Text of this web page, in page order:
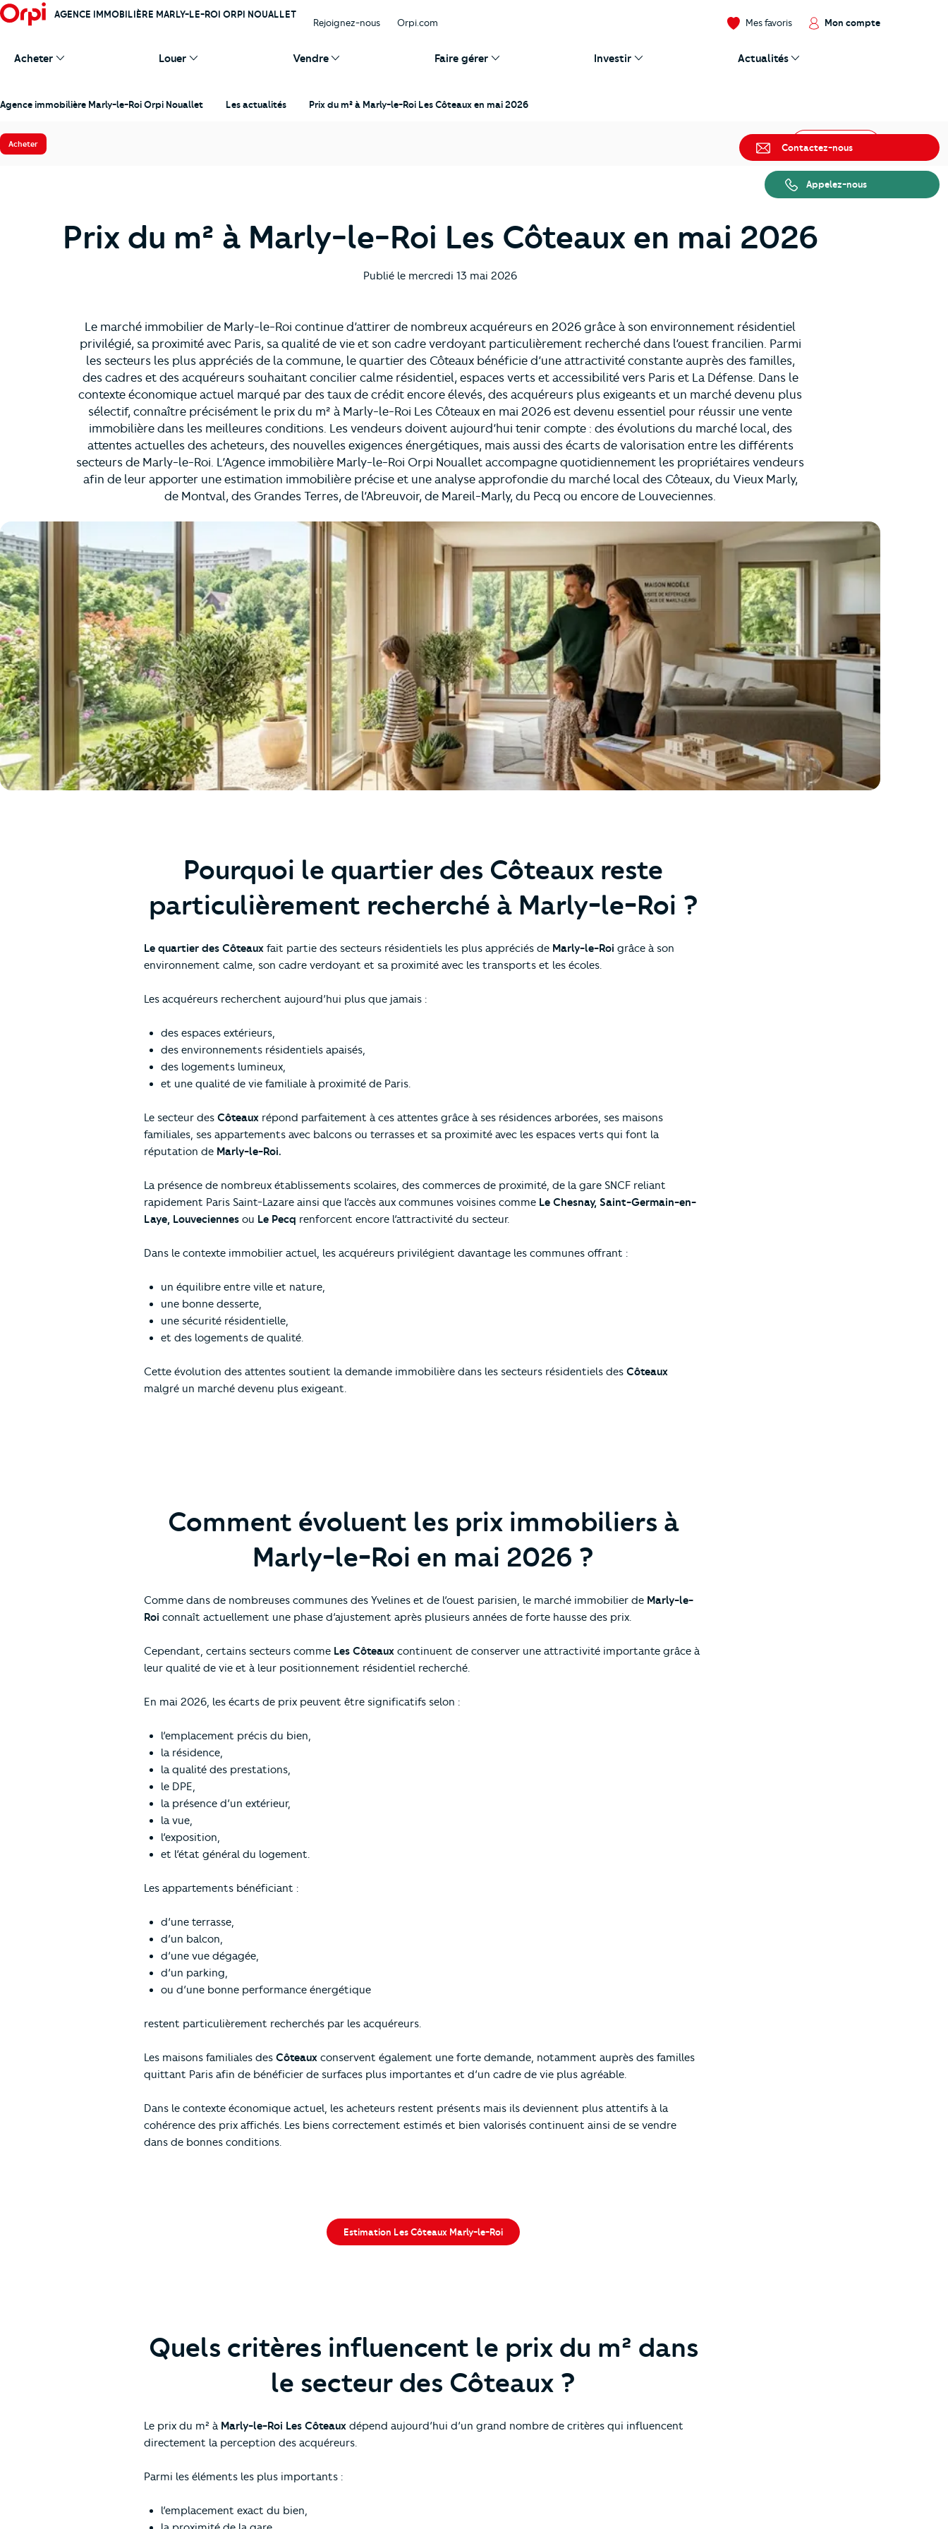
AGENCE IMMOBILIÈRE MARLY-LE-ROI ORPI NOUALLET
Rejoignez-nous Orpi.com Mes favoris Mon compte
Acheter Louer Vendre Faire gérer Investir Actualités
Agence immobilière Marly-le-Roi Orpi Nouallet Les actualités Prix du m² à Marly-le-Roi Les Côteaux en mai 2026
Acheter
Prix du m² à Marly-le-Roi Les Côteaux en mai 2026
Publié le mercredi 13 mai 2026
Le marché immobilier de Marly-le-Roi continue d’attirer de nombreux acquéreurs en 2026 grâce à son environnement résidentiel
privilégié, sa proximité avec Paris, sa qualité de vie et son cadre verdoyant particulièrement recherché dans l’ouest francilien. Parmi
les secteurs les plus appréciés de la commune, le quartier des Côteaux bénéficie d’une attractivité constante auprès des familles,
des cadres et des acquéreurs souhaitant concilier calme résidentiel, espaces verts et accessibilité vers Paris et La Défense. Dans le
contexte économique actuel marqué par des taux de crédit encore élevés, des acquéreurs plus exigeants et un marché devenu plus
sélectif, connaître précisément le prix du m² à Marly-le-Roi Les Côteaux en mai 2026 est devenu essentiel pour réussir une vente
immobilière dans les meilleures conditions. Les vendeurs doivent aujourd’hui tenir compte : des évolutions du marché local, des
attentes actuelles des acheteurs, des nouvelles exigences énergétiques, mais aussi des écarts de valorisation entre les différents
secteurs de Marly-le-Roi. L’Agence immobilière Marly-le-Roi Orpi Nouallet accompagne quotidiennement les propriétaires vendeurs
afin de leur apporter une estimation immobilière précise et une analyse approfondie du marché local des Côteaux, du Vieux Marly,
de Montval, des Grandes Terres, de l’Abreuvoir, de Mareil-Marly, du Pecq ou encore de Louveciennes.
Pourquoi le quartier des Côteaux reste
particulièrement recherché à Marly-le-Roi ?
Le quartier des Côteaux fait partie des secteurs résidentiels les plus appréciés de Marly-le-Roi grâce à son
environnement calme, son cadre verdoyant et sa proximité avec les transports et les écoles.
Les acquéreurs recherchent aujourd’hui plus que jamais :
des espaces extérieurs,
des environnements résidentiels apaisés,
des logements lumineux,
et une qualité de vie familiale à proximité de Paris.
Le secteur des Côteaux répond parfaitement à ces attentes grâce à ses résidences arborées, ses maisons
familiales, ses appartements avec balcons ou terrasses et sa proximité avec les espaces verts qui font la
réputation de Marly-le-Roi.
La présence de nombreux établissements scolaires, des commerces de proximité, de la gare SNCF reliant
rapidement Paris Saint-Lazare ainsi que l’accès aux communes voisines comme Le Chesnay, Saint-Germain-en-
Laye, Louveciennes ou Le Pecq renforcent encore l’attractivité du secteur.
Dans le contexte immobilier actuel, les acquéreurs privilégient davantage les communes offrant :
un équilibre entre ville et nature,
une bonne desserte,
une sécurité résidentielle,
et des logements de qualité.
Cette évolution des attentes soutient la demande immobilière dans les secteurs résidentiels des Côteaux
malgré un marché devenu plus exigeant.
Comment évoluent les prix immobiliers à
Marly-le-Roi en mai 2026 ?
Comme dans de nombreuses communes des Yvelines et de l’ouest parisien, le marché immobilier de Marly-le-
Roi connaît actuellement une phase d’ajustement après plusieurs années de forte hausse des prix.
Cependant, certains secteurs comme Les Côteaux continuent de conserver une attractivité importante grâce à
leur qualité de vie et à leur positionnement résidentiel recherché.
En mai 2026, les écarts de prix peuvent être significatifs selon :
l’emplacement précis du bien,
la résidence,
la qualité des prestations,
le DPE,
la présence d’un extérieur,
la vue,
l’exposition,
et l’état général du logement.
Les appartements bénéficiant :
d’une terrasse,
d’un balcon,
d’une vue dégagée,
d’un parking,
ou d’une bonne performance énergétique
restent particulièrement recherchés par les acquéreurs.
Les maisons familiales des Côteaux conservent également une forte demande, notamment auprès des familles
quittant Paris afin de bénéficier de surfaces plus importantes et d’un cadre de vie plus agréable.
Dans le contexte économique actuel, les acheteurs restent présents mais ils deviennent plus attentifs à la
cohérence des prix affichés. Les biens correctement estimés et bien valorisés continuent ainsi de se vendre
dans de bonnes conditions.
Estimation Les Côteaux Marly-le-Roi
Quels critères influencent le prix du m² dans
le secteur des Côteaux ?
Le prix du m² à Marly-le-Roi Les Côteaux dépend aujourd’hui d’un grand nombre de critères qui influencent
directement la perception des acquéreurs.
Parmi les éléments les plus importants :
l’emplacement exact du bien,
Contactez-nous
Appelez-nous